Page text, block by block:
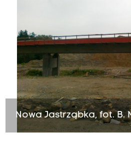
Nowa Jastrząbka, fot. B.